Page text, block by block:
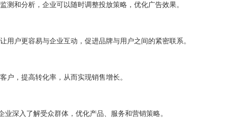
和分析，企业可以随时调整投放策略，优化广告效果。
户更容易与企业互动，促进品牌与用户之间的紧密联系。
户，提高转化率，从而实现销售增长。
深入了解受众群体，优化产品、服务和营销策略。